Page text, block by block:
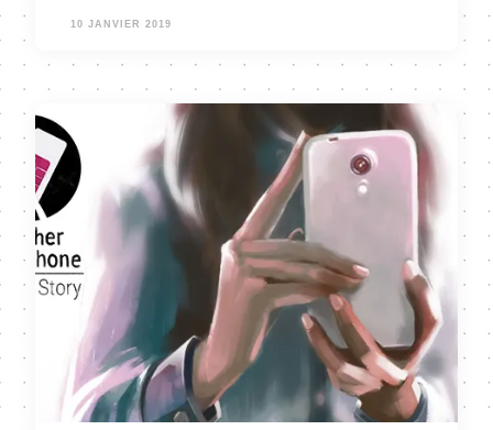
10 JANVIER 2019